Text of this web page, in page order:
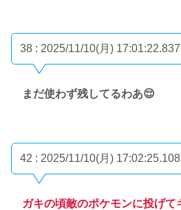
38 : 2025/11/10(月) 17:01:22.837
まだ使わず残してるわあ😌
42 : 2025/11/10(月) 17:02:25.108
ガキの頃敵のポケモンに投げ